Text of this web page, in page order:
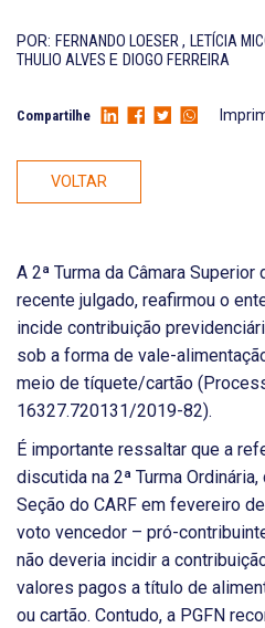
POR: FERNANDO LOESER, LETÍCIA
THULIO ALVES E DIOGO FERREIRA
Compartilhe
VOLTAR
A 2ª Turma da Câmara
recente julgado, reafirmou o
incide contribuição
sob a forma de vale-
meio de tíquete/cartão
16327.720131/2019-82).
É importante ressaltar que a
discutida na 2ª Turma Ordinária,
Seção do CARF em fevereiro
voto vencedor – pró-
não deveria incidir a
valores pagos a título de
ou cartão. Contudo, a PGFN